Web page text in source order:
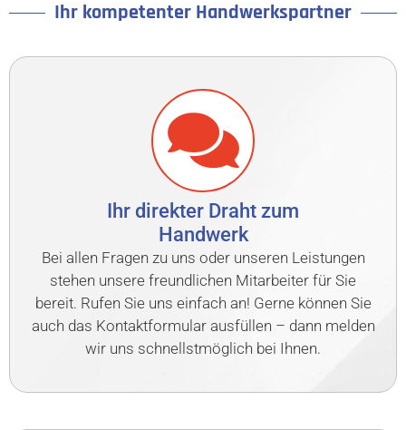
Ihr kompetenter Handwerkspartner
Ihr direkter Draht zum
Handwerk
Bei allen Fragen zu uns oder unseren Leistungen
stehen unsere freundlichen Mitarbeiter für Sie
bereit. Rufen Sie uns einfach an! Gerne können Sie
auch das Kontaktformular ausfüllen – dann melden
wir uns schnellstmöglich bei Ihnen.